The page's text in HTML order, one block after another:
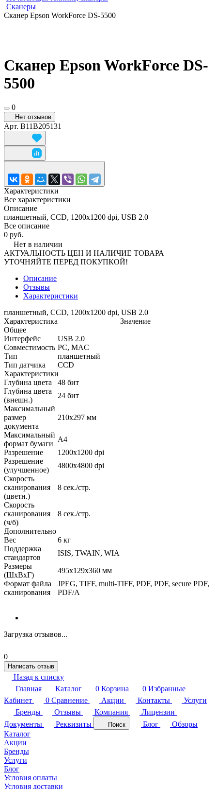
Сканеры
Сканер Epson WorkForce DS-5500
Сканер Epson WorkForce DS-
5500
0
Нет отзывов
Арт. B11B205131
Характеристики
Все характеристики
Описание
планшетный, CCD, 1200x1200 dpi, USB 2.0
Все описание
0 руб.
Нет в наличии
АКТУАЛЬНОСТЬ ЦЕН И НАЛИЧИЕ ТОВАРА
УТОЧНЯЙТЕ ПЕРЕД ПОКУПКОЙ!
Описание
Отзывы
Характеристики
планшетный, CCD, 1200x1200 dpi, USB 2.0
Характеристика
Значение
Общее
Интерфейс
USB 2.0
Совместимость PC, MAC
Тип
планшетный
Тип датчика
CCD
Характеристики
Глубина цвета
48 бит
Глубина цвета
(внешн.)
24 бит
Максимальный
размер
документа
210x297 мм
Максимальный
формат бумаги
A4
Разрешение
1200x1200 dpi
Разрешение
(улучшенное)
4800x4800 dpi
Скорость
сканирования
(цветн.)
8 сек./стр.
Скорость
сканирования
(ч/б)
8 сек./стр.
Дополнительно
Вес
6 кг
Поддержка
стандартов
ISIS, TWAIN, WIA
Размеры
(ШxВxГ)
495x129x360 мм
Формат файла
сканирования
JPEG, TIFF, multi-TIFF, PDF, PDF, secure PDF,
PDF/A
Загрузка отзывов...
0
Написать отзыв
Назад к списку
Главная
Каталог 0 Корзина 0 Избранные
Кабинет
0 Сравнение Акции Контакты
Услуги
Бренды
Отзывы Компания
Лицензии
Документы
Реквизиты Поиск Блог
Обзоры
Каталог
Акции
Бренды
Услуги
Блог
Условия оплаты
Условия доставки